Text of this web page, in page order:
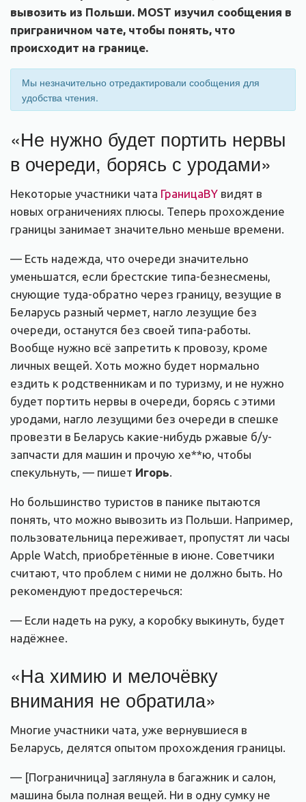
вывозить из Польши. MOST изучил сообщения в
приграничном чате, чтобы понять, что
происходит на границе.
Мы незначительно отредактировали сообщения для
удобства чтения.
«Не нужно будет портить нервы
в очереди, борясь с уродами»
Некоторые участники чата ГраницаBY видят в
новых ограничениях плюсы. Теперь прохождение
границы занимает значительно меньше времени.
— Есть надежда, что очереди значительно
уменьшатся, если брестские типа-безнесмены,
снующие туда-обратно через границу, везущие в
Беларусь разный чермет, нагло лезущие без
очереди, останутся без своей типа-работы.
Вообще нужно всё запретить к провозу, кроме
личных вещей. Хоть можно будет нормально
ездить к родственникам и по туризму, и не нужно
будет портить нервы в очереди, борясь с этими
уродами, нагло лезущими без очереди в спешке
провезти в Беларусь какие-нибудь ржавые б/у-
запчасти для машин и прочую хе**ю, чтобы
спекульнуть, — пишет Игорь.
Но большинство туристов в панике пытаются
понять, что можно вывозить из Польши. Например,
пользовательница переживает, пропустят ли часы
Apple Watch, приобретённые в июне. Советчики
считают, что проблем с ними не должно быть. Но
рекомендуют предостеречься:
— Если надеть на руку, а коробку выкинуть, будет
надёжнее.
«На химию и мелочёвку
внимания не обратила»
Многие участники чата, уже вернувшиеся в
Беларусь, делятся опытом прохождения границы.
— [Пограничница] заглянула в багажник и салон,
машина была полная вещей. Ни в одну сумку не